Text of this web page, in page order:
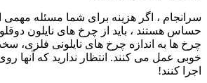
سرانجام ، اگر هزینه برای شما مسئله
حساس هستند ، باید از چرخ های نایلون دوقلو
چرخ ها به اندازه چرخ های نایلونی فلزی،
خوبی عمل می کنند. انتظار ندارید که
اجرا کنند!